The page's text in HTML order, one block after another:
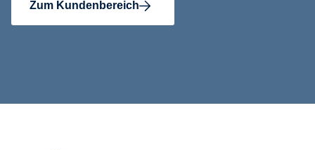
Zum Kundenbereich